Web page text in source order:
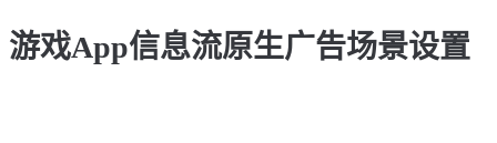
游戏App信息流原生广告场景设置